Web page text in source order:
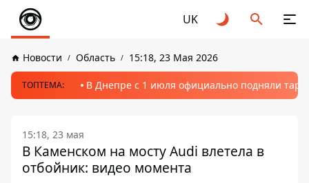
UK
Новости Область 15:18, 23 Мая 2026
ТОПТЕМА: В Днепре с 1 июля официально подняли
15:18, 23 мая
В Каменском на мосту Audi влетела в
отбойник: видео момента